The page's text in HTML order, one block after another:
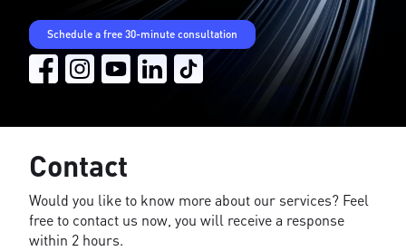
Schedule a free 30-minute consultation
Contact
Would you like to know more about our services? Feel
free to contact us now, you will receive a response
within 2 hours.